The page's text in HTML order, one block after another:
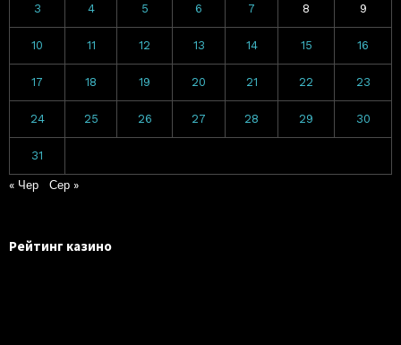
3 4 5 6 7 8 9
10 11 12 13 14 15 16
17 18 19 20 21 22 23
24 25 26 27 28 29 30
31
« Чер Сер »
Рейтинг казино